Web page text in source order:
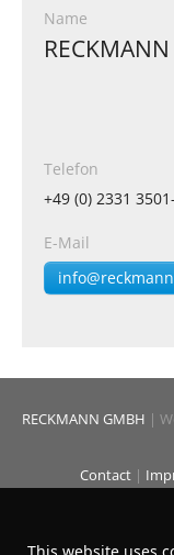
Name
Telefon
+49 (0) 2331
E-Mail
RECKMANN GMBH |
Contact |